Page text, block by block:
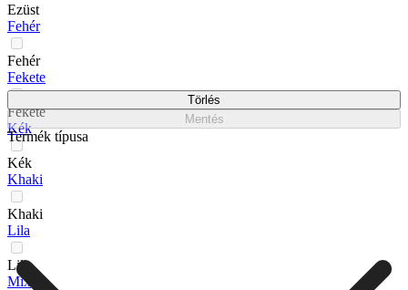
Ezüst
Fehér
Fehér
Fekete
Fekete
Kék
Kék
Khaki
Khaki
Lila
Lila
Mix
Törlés
Mentés
Termék típusa